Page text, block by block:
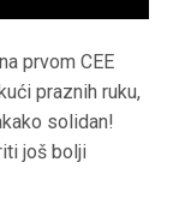
prvom CEE
praznih ruku,
solidan!
još bolji